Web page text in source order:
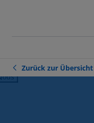
Zurück zur Übersicht